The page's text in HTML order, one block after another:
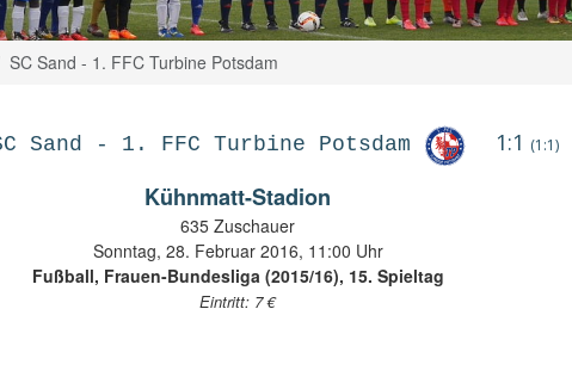
SC Sand - 1. FFC Turbine Potsdam
Sand - 1. FFC Turbine Potsdam 1:1 (1:1)
Kühnmatt-Stadion
635 Zuschauer
Sonntag, 28. Februar 2016, 11:00 Uhr
Fußball, Frauen-Bundesliga (2015/16), 15. Spieltag
Eintritt: 7 €